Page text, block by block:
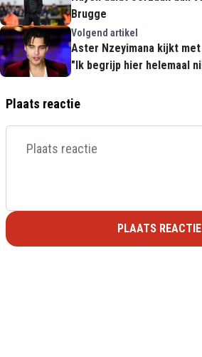
Brugge
Volgend artikel
Aster Nzeyimana kijkt met
"Ik begrijp hier helemaal
Plaats reactie
PLAATS REACTIE